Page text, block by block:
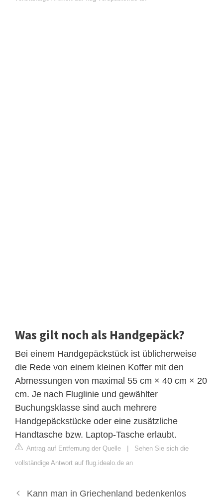
Was gilt noch als Handgepäck?
Bei einem Handgepäckstück ist üblicherweise
die Rede von einem kleinen Koffer mit den
Abmessungen von maximal 55 cm × 40 cm × 20
cm. Je nach Fluglinie und gewählter
Buchungsklasse sind auch mehrere
Handgepäckstücke oder eine zusätzliche
Handtasche bzw. Laptop-Tasche erlaubt.
Antrag auf Entfernung der Quelle | Sehen Sie sich die
vollständige Antwort auf flug.idealo.de an
Kann man in Griechenland bedenkenlos